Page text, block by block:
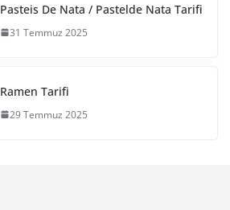
Pasteis De Nata / Pastelde Nata Tarifi
31 Temmuz 2025
Ramen Tarifi
29 Temmuz 2025